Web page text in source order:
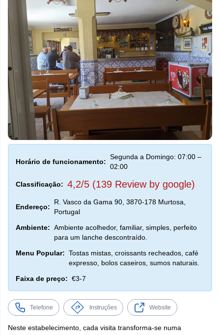
Horário de funcionamento:
Segunda a Domingo: 07:00 –
02:00
Classificação: 4,2/5 (139 Review by google)
Endereço:
R. Vasco da Gama 90, 3870-178 Murtosa,
Portugal
Ambiente: Ambiente acolhedor, familiar, simples, perfeito
para um lanche descontraído.
Menu Popular: Tostas mistas, croissants recheados, café
expresso, bolos caseiros, sumos naturais.
Faixa de preço: €3-7
Telefone Instruções Website
Neste estabelecimento, cada visita transforma-se numa